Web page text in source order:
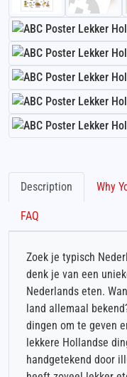
Description Why
FAQ
Zoek je typisch
denk je van een
Nederlands eten.
land allemaal
dingen om te geven
lekkere Hollandse
handgetekend door